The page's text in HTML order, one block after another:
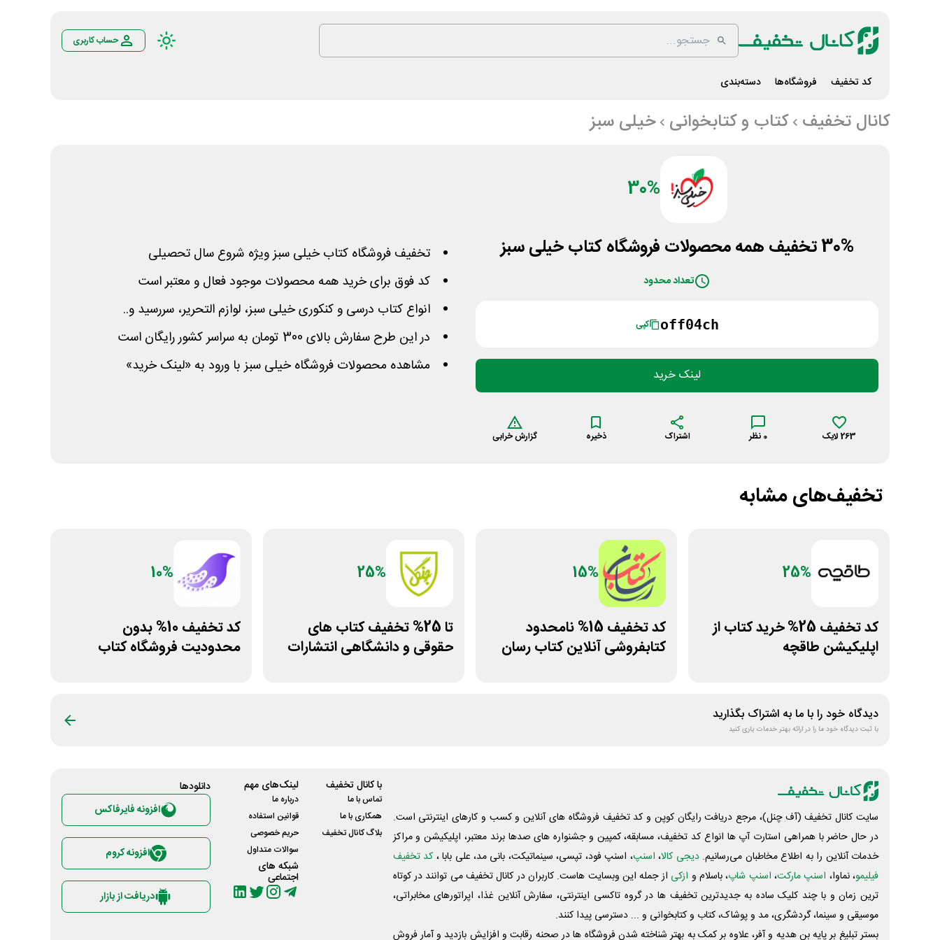
حساب کاربری
کد تخفیف فروشگاه‌ها دسته‌بندی
کانال تخفیف کتاب و کتابخوانی خیلی سبز
30%
30% تخفیف همه محصولات فروشگاه کتاب خیلی سبز
تعداد محدود
‌off04ch کپی
لینک خرید
263 لایک 0 نظر اشتراک ذخیره گزارش خرابی
تخفیف فروشگاه کتاب خیلی سبز ویژه شروع سال تحصیلی
کد فوق برای خرید همه محصولات موجود فعال و معتبر است
انواع کتاب درسی و کنکوری خیلی سبز، لوازم التحریر، سررسید و..
در این طرح سفارش بالای 300 تومان به سراسر کشور رایگان است
مشاهده محصولات فروشگاه خیلی سبز با ورود به «لینک خرید»
تخفیف‌های مشابه
25%
کد تخفیف 25% خرید کتاب از
اپلیکیشن طاقچه
15%
کد تخفیف 15% نامحدود
کتابفروشی آنلاین کتاب رسان
25%
تا 25% تخفیف کتاب های
حقوقی و دانشگاهی انتشارات
10%
کد تخفیف 10% بدون
محدودیت فروشگاه کتاب
دیدگاه خود را با ما به اشتراک بگذارید
با ثبت دیدگاه خود ما را در ارائه بهتر خدمات یاری کنید
سایت کانال تخفیف (آف چنل)، مرجع دریافت رایگان کوپن و کد تخفیف فروشگاه های آنلاین و کسب و‌ کارهای اینترنتی است.
در حال حاضر با همراهی استارت آپ ها انواع کد تخفیف، مسابقه، کمپین و جشنواره های صدها برند معتبر، اپلیکیشن و مراکز
خدمات آنلاین را به اطلاع مخاطبان می‌رسانیم. دیجی کالا، اسنپ، اسنپ فود، تپسی، سینماتیکت، بانی مد، علی‌ بابا ، کد تخفیف
فیلیمو، نماوا، اسنپ مارکت، اسنپ شاپ، باسلام و ازکی از جمله این وبسایت ‌هاست. کاربران در کانال تخفیف می توانند در کوتاه
ترین زمان و با چند کلیک ساده به جدیدترین تخفیف ها در گروه تاکسی اینترنتی، سفارش آنلاین غذا، اپراتورهای مخابراتی،
موسیقی و سینما، گردشگری، مد و پوشاک، کتاب و کتابخوانی و ... دسترسی پیدا کنند.
بستر تبلیغ بر پایه بن هدیه و آفر، علاوه بر کمک به بهتر شناخته شدن فروشگاه ها در صحنه رقابت و افزایش بازدید و آمار فروش
با کانال تخفیف
تماس با ما
همکاری با ما
بلاگ کانال تخفیف
لینک‌های مهم
درباره ما
قوانین استفاده
حریم خصوصی
سوالات متداول
شبکه های
اجتماعی
دانلود‌ها
افزونه فایرفاکس
افزونه کروم
دریافت از بازار